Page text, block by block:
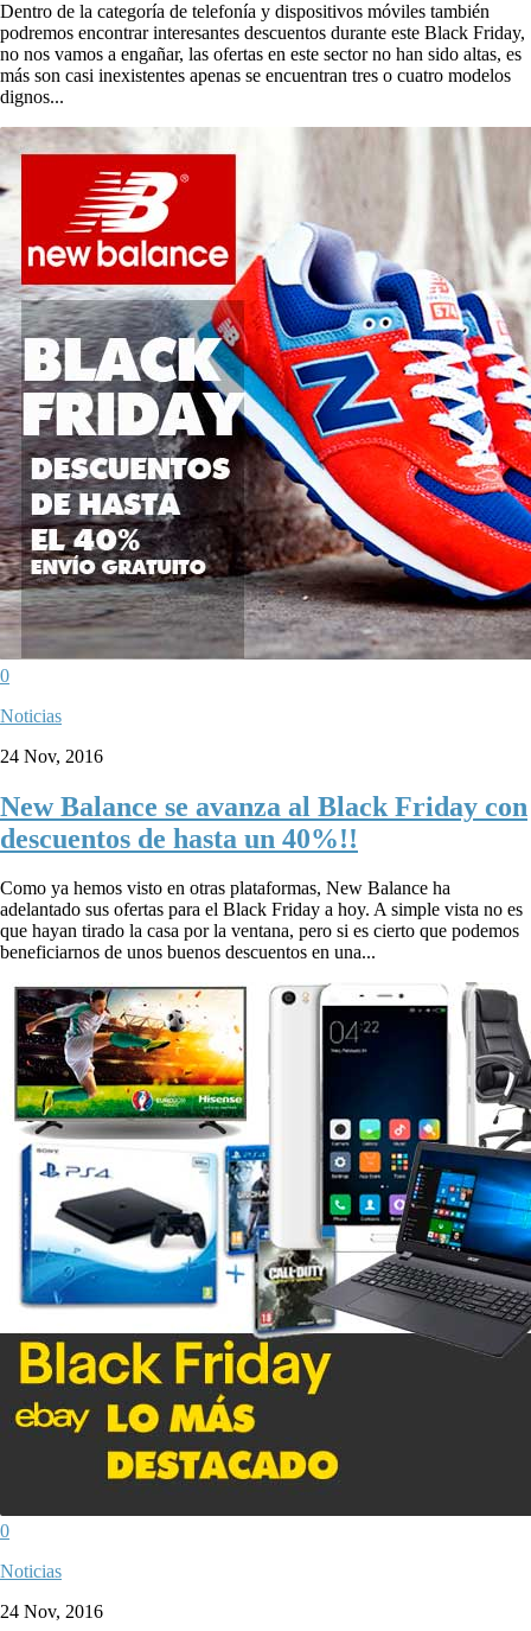
Dentro de la categoría de telefonía y dispositivos móviles también
podremos encontrar interesantes descuentos durante este Black Friday,
no nos vamos a engañar, las ofertas en este sector no han sido altas, es
más son casi inexistentes apenas se encuentran tres o cuatro modelos
dignos...
0
Noticias
24 Nov, 2016
New Balance se avanza al Black Friday con
descuentos de hasta un 40%!!
Como ya hemos visto en otras plataformas, New Balance ha
adelantado sus ofertas para el Black Friday a hoy. A simple vista no es
que hayan tirado la casa por la ventana, pero si es cierto que podemos
beneficiarnos de unos buenos descuentos en una...
0
Noticias
24 Nov, 2016